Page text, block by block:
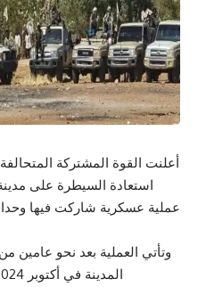
أعلنت القوة المشتركة
استعادة السيطرة على
عملية عسكرية شاركت فيها
وتأتي العملية بعد نحو